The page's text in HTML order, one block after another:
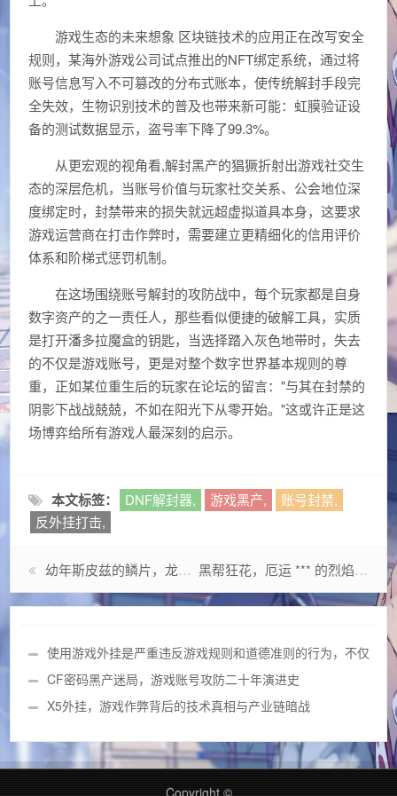
游戏生态的未来想象 区块链技术的应用正在改写安全
规则，某海外游戏公司试点推出的NFT绑定系统，通过将
账号信息写入不可篡改的分布式账本，使传统解封手段完
全失效，生物识别技术的普及也带来新可能：虹膜验证设
备的测试数据显示，盗号率下降了99.3%。
从更宏观的视角看,解封黑产的猖獗折射出游戏社交生
态的深层危机，当账号价值与玩家社交关系、公会地位深
度绑定时，封禁带来的损失就远超虚拟道具本身，这要求
游戏运营商在打击作弊时，需要建立更精细化的信用评价
体系和阶梯式惩罚机制。
在这场围绕账号解封的攻防战中，每个玩家都是自身
数字资产的之一责任人，那些看似便捷的破解工具，实质
是打开潘多拉魔盒的钥匙，当选择踏入灰色地带时，失去
的不仅是游戏账号，更是对整个数字世界基本规则的尊
重，正如某位重生后的玩家在论坛的留言："与其在封禁的
阴影下战战兢兢，不如在阳光下从零开始。"这或许正是这
场博弈给所有游戏人最深刻的启示。
本文标签： DNF解封器, 游戏黑产,
账号封禁,
反外挂打击,
幼年斯皮兹的鳞片，龙族血脉中的成长密码 黑帮狂花，厄运 *** 的烈焰法则
使用游戏外挂是严重违反游戏规则和道德准则的行为，不仅
会破坏游戏的公平性和其他玩家的体验，还可能导致账号被永久
封禁，甚至涉及法律责任。建议你遵守游戏规则，通过正当的练
CF密码黑产迷局，游戏账号攻防二十年演进史
X5外挂，游戏作弊背后的技术真相与产业链暗战